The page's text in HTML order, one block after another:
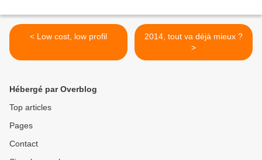
< Low cost, low profil
2014, tout va déjà mieux ?
>
Hébergé par Overblog
Top articles
Pages
Contact